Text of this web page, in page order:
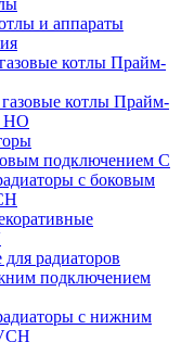
и аппараты
котлы Прайм-
котлы Прайм-
HO
подключением C
c боковым
радиаторов
подключением
c нижним